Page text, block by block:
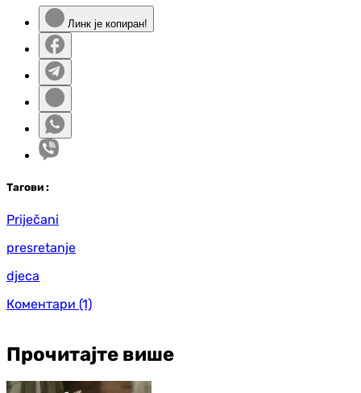
Линк је копиран!
Тагови :
Priječani
presretanje
djeca
Коментари (1)
Прочитајте више